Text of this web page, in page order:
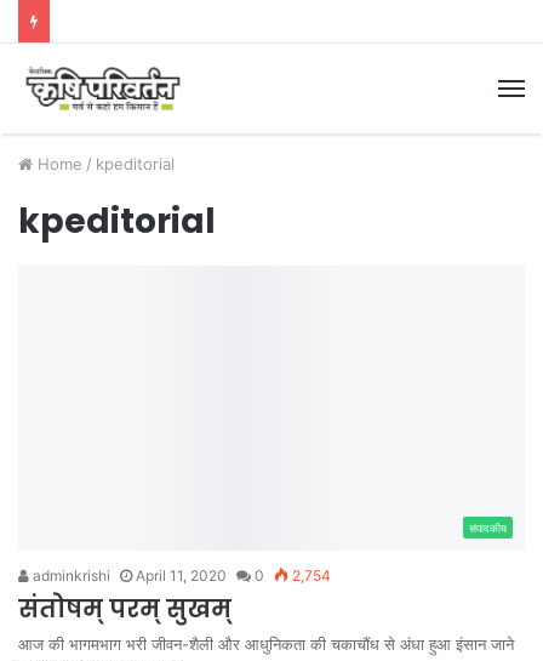
Home / kpeditorial
kpeditorial
संपादकीय
adminkrishi April 11, 2020 0 2,754
संतोषम् परम् सुखम्
आज की भागमभाग भरी जीवन-शैली और आधुनिकता की चकाचौंध से अंधा हुआ इंसान जाने